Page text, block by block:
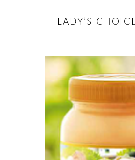
LADY’S